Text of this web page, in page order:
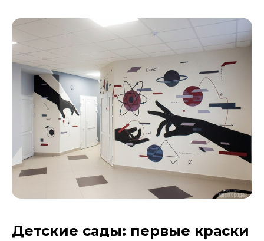
Детские сады: первые краски